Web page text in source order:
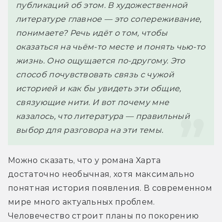
публикаций об этом. В художественной
литературе главное — это сопереживание,
понимаете? Речь идёт о том, чтобы
оказаться на чьём-то месте и понять чью-то
жизнь. Оно ощущается по-другому. Это
способ почувствовать связь с чужой
историей и как бы увидеть эти общие,
связующие нити. И вот почему мне
казалось, что литература — правильный
выбор для разговора на эти темы.
Можно сказать, что у романа Харта
достаточно необычная, хотя максимально
понятная история появления. В современном
мире много актуальных проблем.
Человечество строит планы по покорению